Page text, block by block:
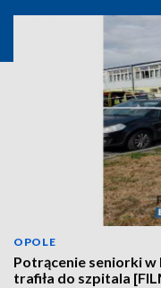
OPOLE
Potrącenie seniorki
trafiła do szpitala